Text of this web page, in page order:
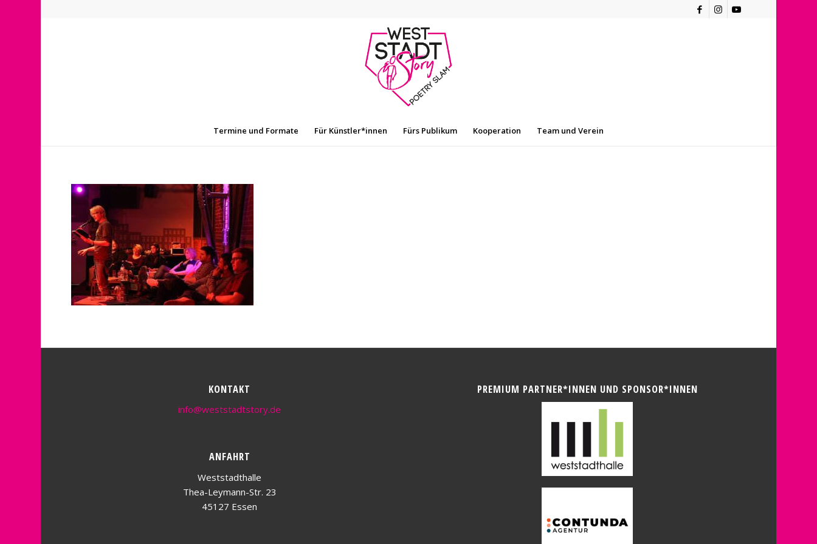
Termine und Formate Für Künstler*innen Fürs Publikum Kooperation Team und Verein
KONTAKT
info@weststadtstory.de
ANFAHRT
Weststadthalle
Thea-Leymann-Str. 23
45127 Essen
PREMIUM PARTNER*INNEN UND SPONSOR*INNEN